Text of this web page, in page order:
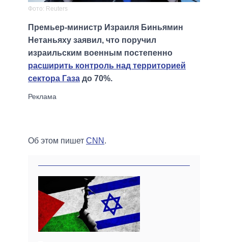
Фото: Reuters
Премьер-министр Израиля Биньямин
Нетаньяху заявил, что поручил
израильским военным постепенно
расширить контроль над территорией
сектора Газа до 70%.
Об этом пишет CNN .